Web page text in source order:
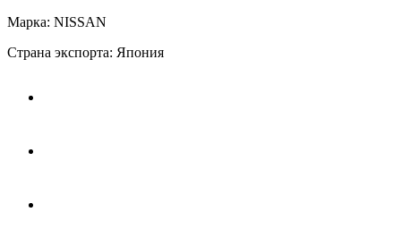
Марка: NISSAN
Страна экспорта: Япония